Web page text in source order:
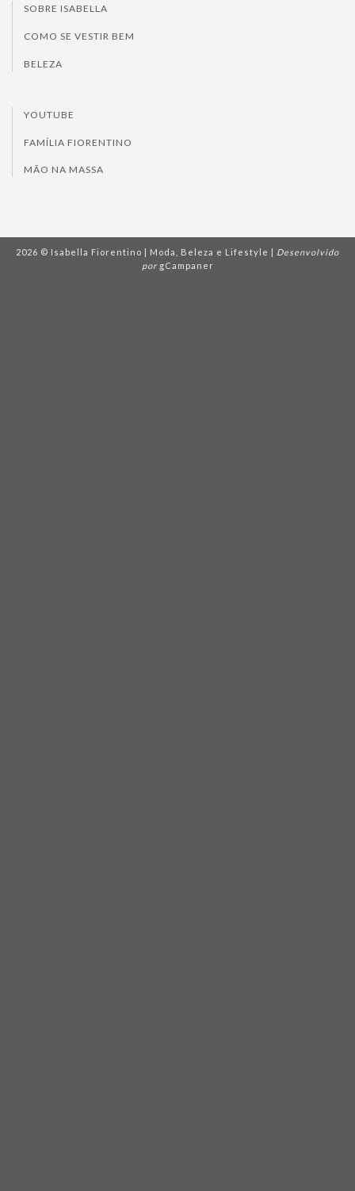
SOBRE ISABELLA
COMO SE VESTIR BEM
BELEZA
YOUTUBE
FAMÍLIA FIORENTINO
MÃO NA MASSA
2026 © Isabella Fiorentino | Moda, Beleza e Lifestyle | Desenvolvido
por gCampaner